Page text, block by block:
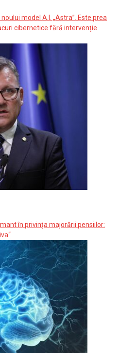
model A.I. „Astra”. Este prea
cibernetice fără intervenție
în privința majorării pensiilor: